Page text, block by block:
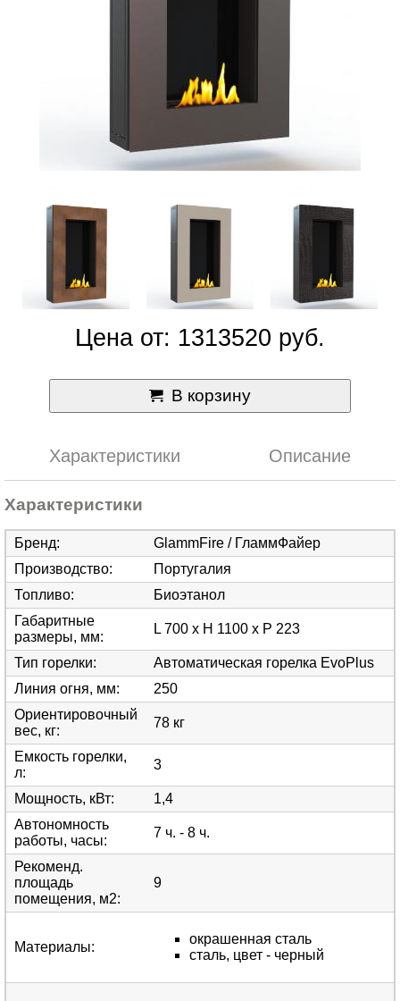
Цена от: 1313520 руб.
В корзину
Характеристики Описание
Характеристики
Бренд:
GlammFire / ГламмФайер
Производство:
Португалия
Топливо:
Биоэтанол
Габаритные
размеры, мм:
L 700 x H 1100 x P 223
Тип горелки:
Автоматическая горелка EvoPlus
Линия огня, мм:
250
Ориентировочный
вес, кг:
78 кг
Емкость горелки,
л:
3
Мощность, кВт:
1,4
Автономность
работы, часы:
7 ч. - 8 ч.
Рекоменд.
площадь
помещения, м2:
9
Материалы:
окрашенная сталь
сталь, цвет - черный